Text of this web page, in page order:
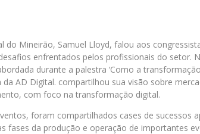
do Mineirão, Samuel Lloyd, falou aos
enfrentados pelos profissionais do setor.
durante a palestra ‘Como a
AD Digital. compartilhou sua visão sobre
com foco na transformação digital.
foram compartilhados cases de sucessos
fases da produção e operação de importantes